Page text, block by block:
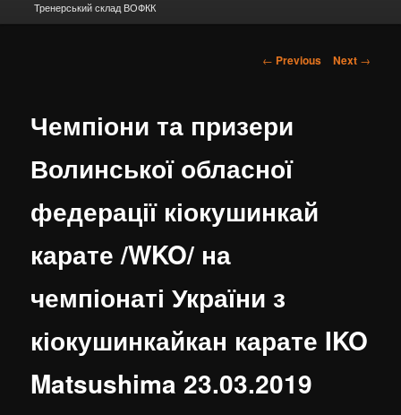
Тренерський склад ВОФКК
Post navigation
← Previous Next →
Чемпіони та призери
Волинської обласної
федерації кіокушинкай
карате /WKO/ на
чемпіонаті України з
кіокушинкайкан карате IKO
Matsushima 23.03.2019